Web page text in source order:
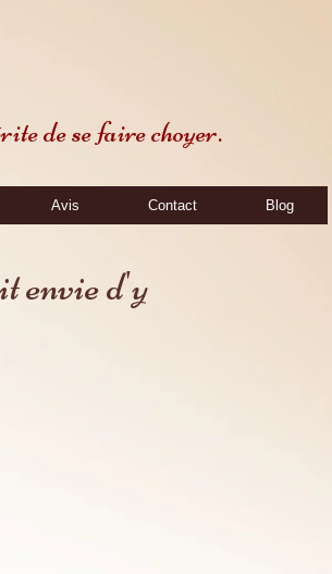
de se faire choyer.
Avis Contact Blog
envie d'y